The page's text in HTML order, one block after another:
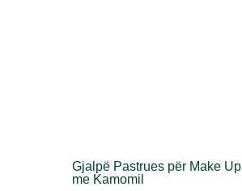
Gjalpë Pastrues për Make Up
me Kamomil